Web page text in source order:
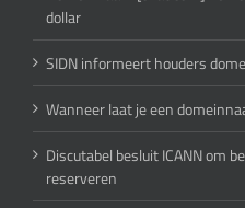
dollar
SIDN informeert houders
Wanneer laat je een
Discutabel besluit ICANN om
reserveren